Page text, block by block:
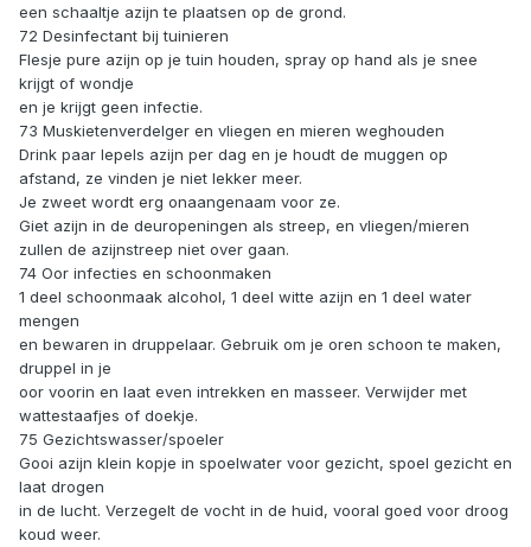
een schaaltje azijn te plaatsen op de grond.
72 Desinfectant bij tuinieren
Flesje pure azijn op je tuin houden, spray op hand als je snee
krijgt of wondje
en je krijgt geen infectie.
73 Muskietenverdelger en vliegen en mieren weghouden
Drink paar lepels azijn per dag en je houdt de muggen op
afstand, ze vinden je niet lekker meer.
Je zweet wordt erg onaangenaam voor ze.
Giet azijn in de deuropeningen als streep, en vliegen/mieren
zullen de azijnstreep niet over gaan.
74 Oor infecties en schoonmaken
1 deel schoonmaak alcohol, 1 deel witte azijn en 1 deel water
mengen
en bewaren in druppelaar. Gebruik om je oren schoon te maken,
druppel in je
oor voorin en laat even intrekken en masseer. Verwijder met
wattestaafjes of doekje.
75 Gezichtswasser/spoeler
Gooi azijn klein kopje in spoelwater voor gezicht, spoel gezicht en
laat drogen
in de lucht. Verzegelt de vocht in de huid, vooral goed voor droog
koud weer.